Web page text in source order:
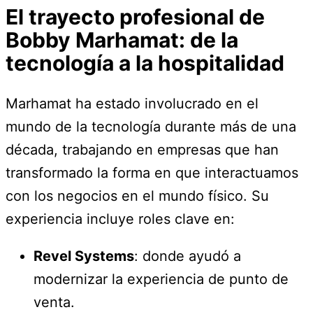
El trayecto profesional de
Bobby Marhamat: de la
tecnología a la hospitalidad
Marhamat ha estado involucrado en el
mundo de la tecnología durante más de una
década, trabajando en empresas que han
transformado la forma en que interactuamos
con los negocios en el mundo físico. Su
experiencia incluye roles clave en:
Revel Systems: donde ayudó a
modernizar la experiencia de punto de
venta.